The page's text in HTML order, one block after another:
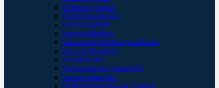
Beatmungsbeutel
Beatmungsmasken
Beatmungsfilter
Sauerstoffbrillen
Sauerstoffverbindungsschlauch
Sauerstoffmasken
Verneblersets
Druckminderer Sauerstoff
Sauerstofftaschen
Inhalationsgeräte und Zubehör